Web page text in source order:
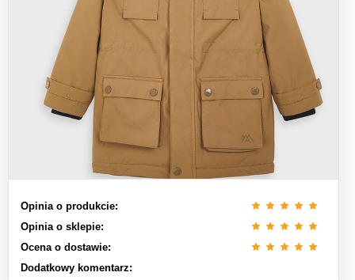
Opinia o produkcie:
Opinia o sklepie:
Ocena o dostawie:
Dodatkowy komentarz: